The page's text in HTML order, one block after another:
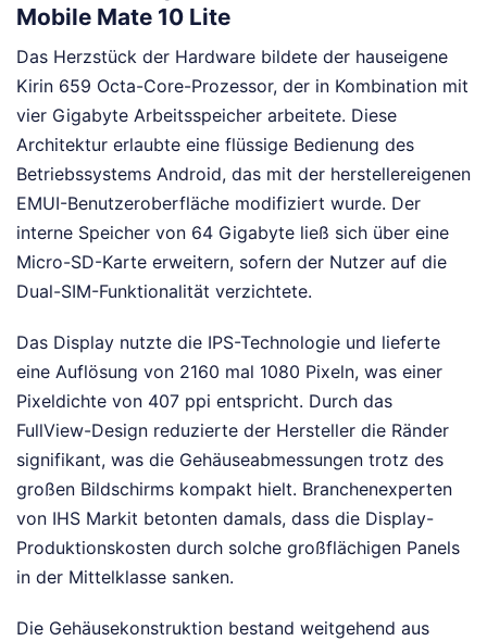
Mobile Mate 10 Lite
Das Herzstück der Hardware bildete der hauseigene
Kirin 659 Octa-Core-Prozessor, der in Kombination mit
vier Gigabyte Arbeitsspeicher arbeitete. Diese
Architektur erlaubte eine flüssige Bedienung des
Betriebssystems Android, das mit der herstellereigenen
EMUI-Benutzeroberfläche modifiziert wurde. Der
interne Speicher von 64 Gigabyte ließ sich über eine
Micro-SD-Karte erweitern, sofern der Nutzer auf die
Dual-SIM-Funktionalität verzichtete.
Das Display nutzte die IPS-Technologie und lieferte
eine Auflösung von 2160 mal 1080 Pixeln, was einer
Pixeldichte von 407 ppi entspricht. Durch das
FullView-Design reduzierte der Hersteller die Ränder
signifikant, was die Gehäuseabmessungen trotz des
großen Bildschirms kompakt hielt. Branchenexperten
von IHS Markit betonten damals, dass die Display-
Produktionskosten durch solche großflächigen Panels
in der Mittelklasse sanken.
Die Gehäusekonstruktion bestand weitgehend aus